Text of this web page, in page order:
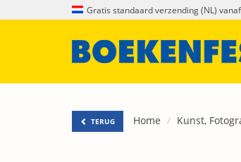
Gratis standaard verzending (NL)
TERUG Home Kunst,